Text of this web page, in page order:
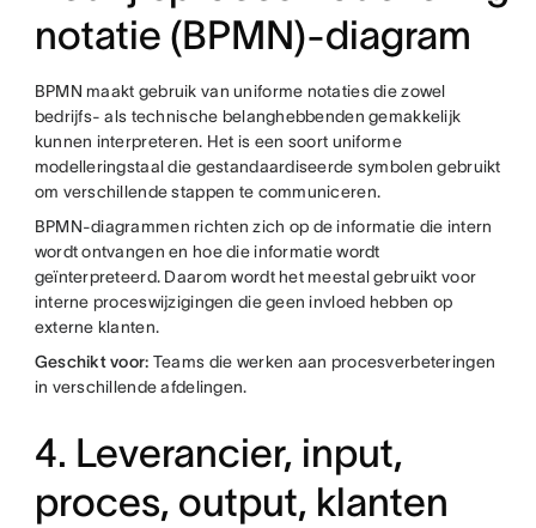
notatie (BPMN)-diagram
BPMN maakt gebruik van uniforme notaties die zowel
bedrijfs- als technische belanghebbenden gemakkelijk
kunnen interpreteren. Het is een soort uniforme
modelleringstaal die gestandaardiseerde symbolen gebruikt
om verschillende stappen te communiceren.
BPMN-diagrammen richten zich op de informatie die intern
wordt ontvangen en hoe die informatie wordt
geïnterpreteerd. Daarom wordt het meestal gebruikt voor
interne proceswijzigingen die geen invloed hebben op
externe klanten.
Geschikt voor: Teams die werken aan procesverbeteringen
in verschillende afdelingen.
4. Leverancier, input,
proces, output, klanten